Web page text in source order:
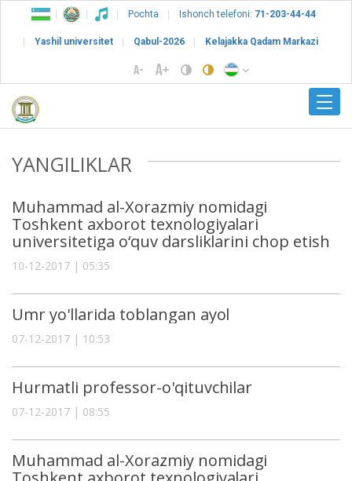
Pochta Ishonch telefoni: 71-203-44-44
Yashil universitet Qabul-2026 Kelajakka Qadam Markazi
YANGILIKLAR
Muhammad al-Xorazmiy nomidagi
Toshkent axborot texnologiyalari
universitetiga o‘quv darsliklarini chop etish
10-12-2017 | 05:35
Umr yo'llarida toblangan ayol
07-12-2017 | 10:53
Hurmatli professor-o'qituvchilar
07-12-2017 | 08:55
Muhammad al-Xorazmiy nomidagi